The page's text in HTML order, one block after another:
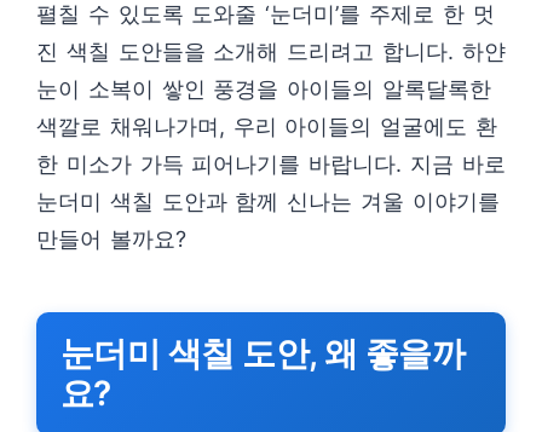
펼칠 수 있도록 도와줄 ‘눈더미’를 주제로 한 멋
진 색칠 도안들을 소개해 드리려고 합니다. 하얀
눈이 소복이 쌓인 풍경을 아이들의 알록달록한
색깔로 채워나가며, 우리 아이들의 얼굴에도 환
한 미소가 가득 피어나기를 바랍니다. 지금 바로
눈더미 색칠 도안과 함께 신나는 겨울 이야기를
만들어 볼까요?
눈더미 색칠 도안, 왜 좋을까
요?